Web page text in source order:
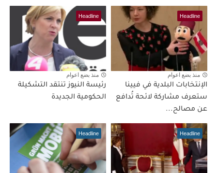
Headline
منذ بضع اعوام
الإنتخابات البلدية في فيينا
ستعرف مشاركة لائحة تُدافع
عن مصالح...
Headline
منذ بضع اعوام
رئيسة النيوز تنتقد التشكيلة
الحكومية الجديدة
Headline
Headline